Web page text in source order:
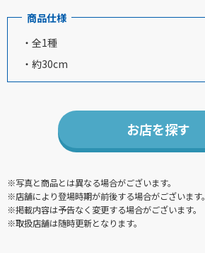
商品仕様
・全1種
・約30cm
お店を探す
※写真と商品とは異なる場合がございます。
※店舗により登場時期が前後する場合がございます。
※掲載内容は予告なく変更する場合がございます。
※取扱店舗は随時更新となります。